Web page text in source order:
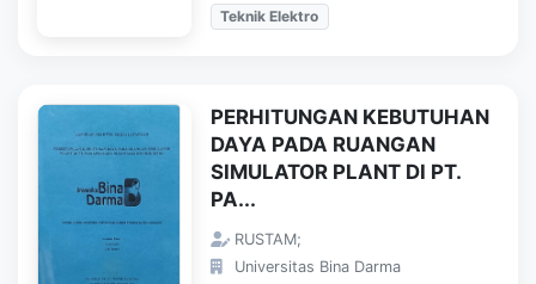
Teknik Elektro
PERHITUNGAN KEBUTUHAN
DAYA PADA RUANGAN
SIMULATOR PLANT DI PT.
PA...
RUSTAM;
Universitas Bina Darma